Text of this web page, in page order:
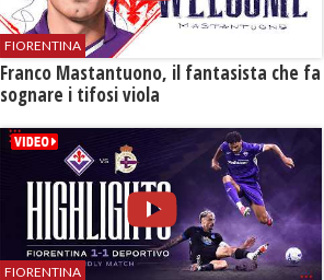
FIORENTINA
Franco Mastantuono, il fantasista che fa
sognare i tifosi viola
FIORENTINA